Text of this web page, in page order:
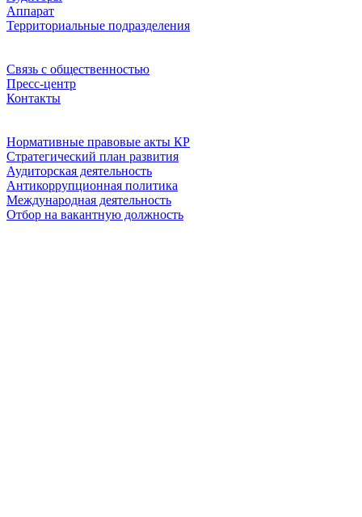
Аппарат
Территориальные подразделения
Связь с общественностью
Пресс-центр
Контакты
Нормативные правовые акты КР
Стратегический план развития
Аудиторская деятельность
Антикоррупционная политика
Международная деятельность
Отбор на вакантную должность